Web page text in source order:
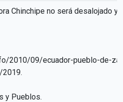
Chinchipe no será desalojado
2010/09/ecuador-pueblo-de-
2019.
y Pueblos.